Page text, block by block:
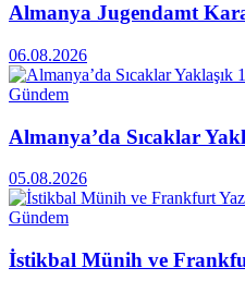
Almanya Jugendamt
06.08.2026
Gündem
Almanya’da Sıcaklar
05.08.2026
Gündem
İstikbal Münih ve